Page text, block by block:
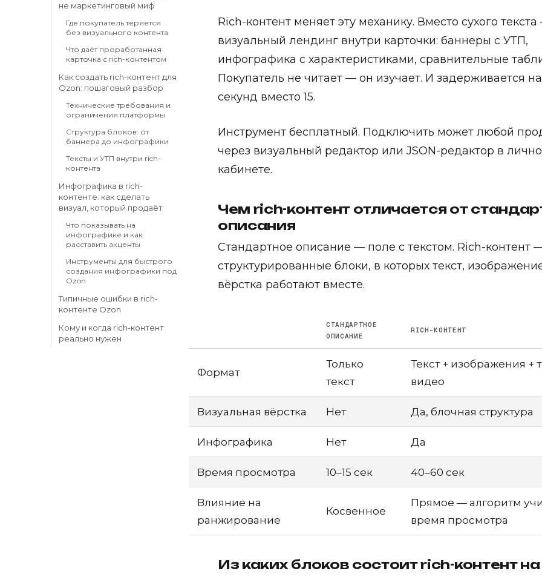
не маркетинговый миф
Где покупатель теряется
без визуального контента
Что даёт проработанная
карточка с rich-контентом
Как создать rich-контент для
Ozon: пошаговый разбор
Технические требования и
ограничения платформы
Структура блоков: от
баннера до инфографики
Тексты и УТП внутри rich-
контента
Инфографика в rich-
контенте: как сделать
визуал, который продаёт
Что показывать на
инфографике и как
расставить акценты
Инструменты для быстрого
создания инфографики под
Ozon
Типичные ошибки в rich-
контенте Ozon
Кому и когда rich-контент
реально нужен
Rich-контент меняет эту механику. Вместо сухого
визуальный лендинг внутри карточки: баннеры с УТП,
инфографика с характеристиками, сравнительные
Покупатель не читает — он изучает. И задерживается
секунд вместо 15.
Инструмент бесплатный. Подключить может любой
через визуальный редактор или JSON-редактор в
кабинете.
Чем rich-контент отличается от
описания
Стандартное описание — поле с текстом. Rich-контент
структурированные блоки, в которых текст,
вёрстка работают вместе.
СТАНДАРТНОЕ
ОПИСАНИЕ
RICH-КОНТЕНТ
Формат
Только
текст
Текст + изображения +
видео
Визуальная вёрстка Нет Да, блочная структура
Инфографика Нет Да
Время просмотра 10–15 сек 40–60 сек
Влияние на
ранжирование
Косвенное
Прямое — алгоритм
время просмотра
Из каких блоков состоит rich-контент